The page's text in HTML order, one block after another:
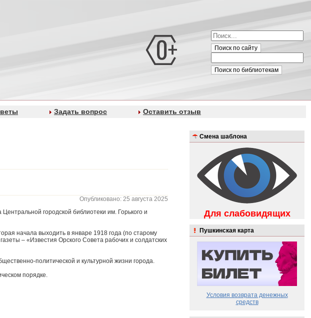
Поиск по сайту
Поиск по библиотекам
Задать вопрос Оставить отзыв
Опубликовано: 25 августа 2025
городской библиотеки им. Горького и
начала выходить в январе 1918 года (по старому
– «Известия Орского Совета рабочих и солдатских
политической и культурной жизни города.
порядке.
Смена шаблона
Для слабовидящих
Пушкинская карта
Условия возврата денежных
средств